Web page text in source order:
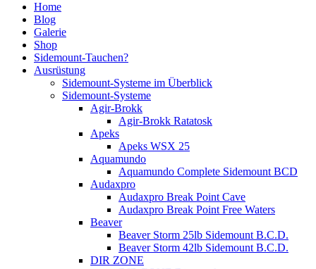
Home
Blog
Galerie
Shop
Sidemount-Tauchen?
Ausrüstung
Sidemount-Systeme im Überblick
Sidemount-Systeme
Agir-Brokk
Agir-Brokk Ratatosk
Apeks
Apeks WSX 25
Aquamundo
Aquamundo Complete Sidemount BCD
Audaxpro
Audaxpro Break Point Cave
Audaxpro Break Point Free Waters
Beaver
Beaver Storm 25lb Sidemount B.C.D.
Beaver Storm 42lb Sidemount B.C.D.
DIR ZONE